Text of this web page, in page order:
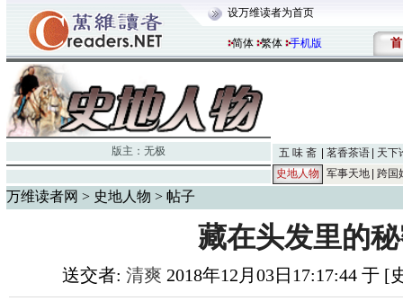
设万维读者为首页
简体 繁体 手机版 首
版主： 无极 五 味 斋 茗香茶语
天下
史地人物
军事天地 跨国
万维读者网 > 史地人物 > 帖子
藏在头发里的
送交者: 清爽 2018年12月03日17:17:44 于